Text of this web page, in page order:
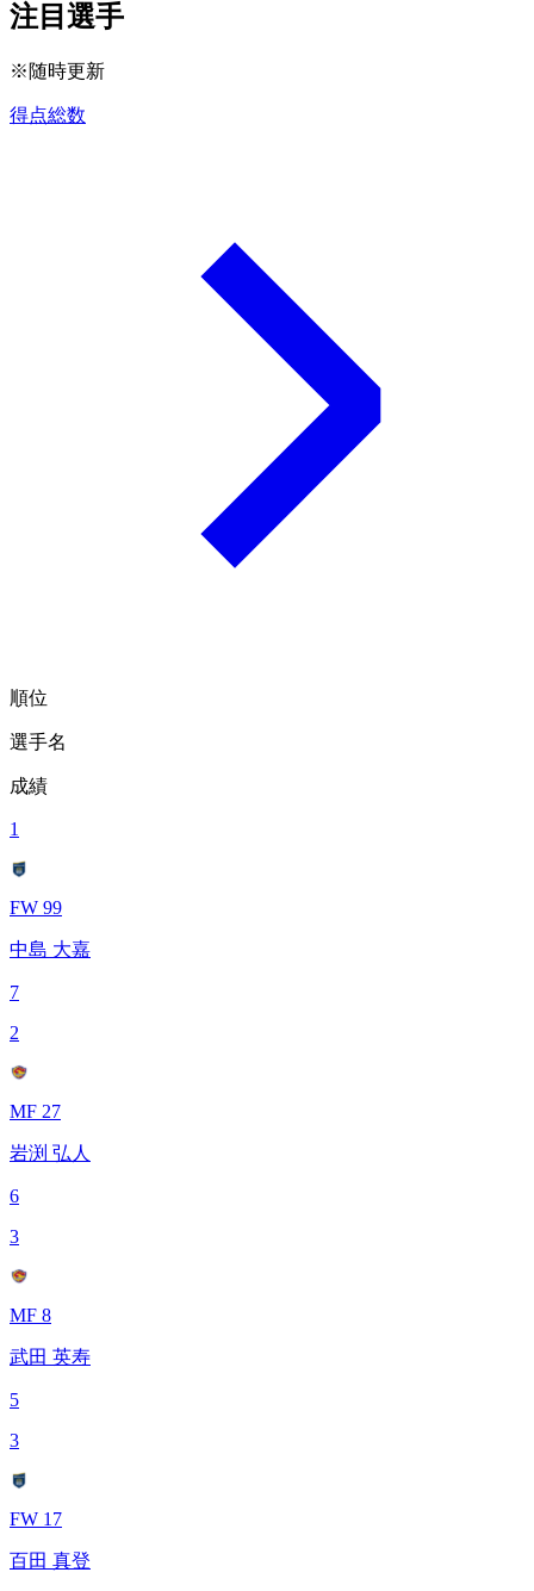
注目選手
※随時更新
得点総数
順位
選手名
成績
1
FW 99
中島 大嘉
7
2
MF 27
岩渕 弘人
6
3
MF 8
武田 英寿
5
3
FW 17
百田 真登